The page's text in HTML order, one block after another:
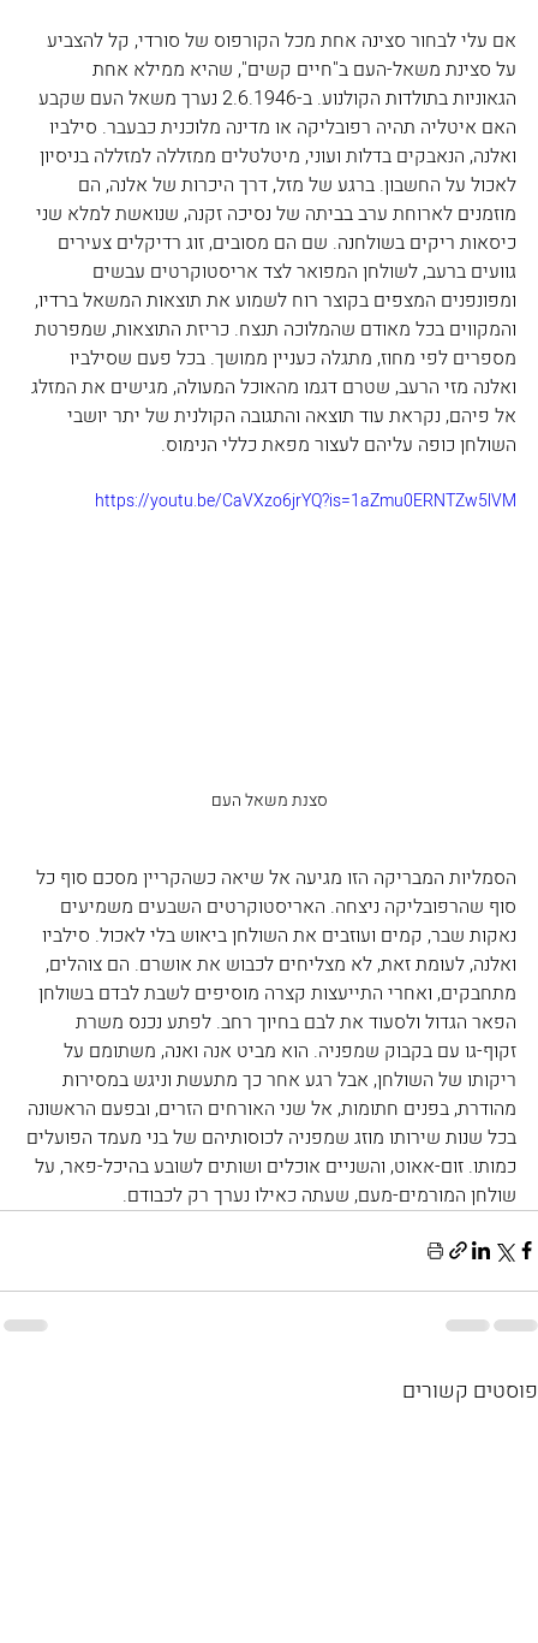
אם עלי לבחור סצינה אחת מכל הקורפוס של סורדי, קל להצביע
על סצינת משאל-העם ב"חיים קשים", שהיא ממילא אחת
הגאוניות בתולדות הקולנוע. ב-2.6.1946 נערך משאל העם שקבע
האם איטליה תהיה רפובליקה או מדינה מלוכנית כבעבר. סילביו
ואלנה, הנאבקים בדלות ועוני, מיטלטלים ממזללה למזללה בניסיון
לאכול על החשבון. ברגע של מזל, דרך היכרות של אלנה, הם
מוזמנים לארוחת ערב בביתה של נסיכה זקנה, שנואשת למלא שני
כיסאות ריקים בשולחנה. שם הם מסובים, זוג רדיקלים צעירים
גוועים ברעב, לשולחן המפואר לצד אריסטוקרטים עבשים
ומפונפנים המצפים בקוצר רוח לשמוע את תוצאות המשאל ברדיו,
והמקווים בכל מאודם שהמלוכה תנצח. כריזת התוצאות, שמפרטת
מספרים לפי מחוז, מתגלה כעניין ממושך. בכל פעם שסילביו
ואלנה מזי הרעב, שטרם דגמו מהאוכל המעולה, מגישים את המזלג
אל פיהם, נקראת עוד תוצאה והתגובה הקולנית של יתר יושבי
השולחן כופה עליהם לעצור מפאת כללי הנימוס.
https://youtu.be/CaVXzo6jrYQ?is=1aZmu0ERNTZw5lVM
סצנת משאל העם
הסמליות המבריקה הזו מגיעה אל שיאה כשהקריין מסכם סוף כל
סוף שהרפובליקה ניצחה. האריסטוקרטים השבעים משמיעים
נאקות שבר, קמים ועוזבים את השולחן ביאוש בלי לאכול. סילביו
ואלנה, לעומת זאת, לא מצליחים לכבוש את אושרם. הם צוהלים,
מתחבקים, ואחרי התייעצות קצרה מוסיפים לשבת לבדם בשולחן
הפאר הגדול ולסעוד את לבם בחיוך רחב. לפתע נכנס משרת
זקוף-גו עם בקבוק שמפניה. הוא מביט אנה ואנה, משתומם על
ריקותו של השולחן, אבל רגע אחר כך מתעשת וניגש במסירות
מהודרת, בפנים חתומות, אל שני האורחים הזרים, ובפעם הראשונה
בכל שנות שירותו מוזג שמפניה לכוסותיהם של בני מעמד הפועלים
כמותו. זום-אאוט, והשניים אוכלים ושותים לשובע בהיכל-פאר, על
שולחן המורמים-מעם, שעתה כאילו נערך רק לכבודם.
פוסטים קשורים